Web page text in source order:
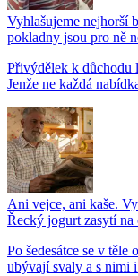
Vyhlašujeme nejhorší
pokladny jsou pro ně
Přivýdělek k důchodu
Jenže ne každá
Ani vejce, ani kaše.
Řecký jogurt zasytí na
Po šedesátce se v těle
ubývají svaly a s nimi